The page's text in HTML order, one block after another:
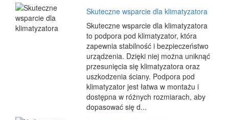
Skuteczne wsparcie dla klimatyzatora
Skuteczne wsparcie dla klimatyzatora
to podpora pod klimatyzator, która
zapewnia stabilność i bezpieczeństwo
urządzenia. Dzięki niej można uniknąć
przesunięcia się klimatyzatora oraz
uszkodzenia ściany. Podpora pod
klimatyzator jest łatwa w montażu i
dostępna w różnych rozmiarach, aby
dopasować się d...